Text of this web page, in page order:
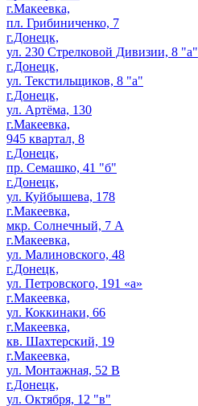
г.Макеевка,
пл. Грибиниченко, 7
г.Донецк,
ул. 230 Стрелковой Дивизии, 8 "а"
г.Донецк,
ул. Текстильщиков, 8 "а"
г.Донецк,
ул. Артёма, 130
г.Макеевка,
945 квартал, 8
г.Донецк,
пр. Семашко, 41 "б"
г.Донецк,
ул. Куйбышева, 178
г.Макеевка,
мкр. Солнечный, 7 А
г.Макеевка,
ул. Малиновского, 48
г.Донецк,
ул. Петровского, 191 «а»
г.Макеевка,
ул. Коккинаки, 66
г.Макеевка,
кв. Шахтерский, 19
г.Макеевка,
ул. Монтажная, 52 В
г.Донецк,
ул. Октября, 12 "в"